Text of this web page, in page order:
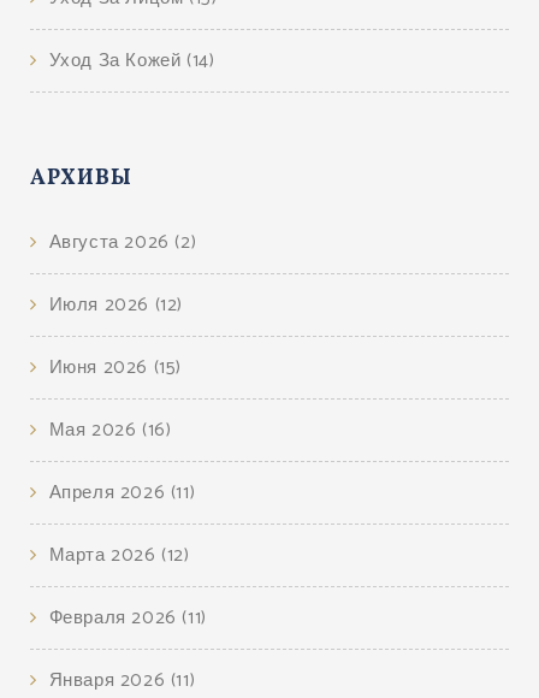
Уход За Кожей (14)
АРХИВЫ
Августа 2026 (2)
Июля 2026 (12)
Июня 2026 (15)
Мая 2026 (16)
Апреля 2026 (11)
Марта 2026 (12)
Февраля 2026 (11)
Января 2026 (11)